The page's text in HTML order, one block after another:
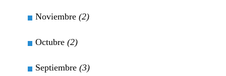
Noviembre (2)
Octubre (2)
Septiembre (3)